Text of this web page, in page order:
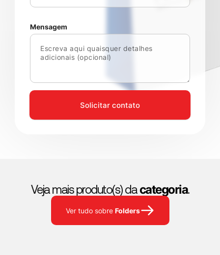
Mensagem
Solicitar contato
Veja mais produto(s) dacategoria.
Ver tudo sobre Folders